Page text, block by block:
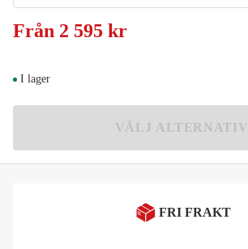
200 Vänster 7.3:1
2 595 kr
2 595 kr
Från 2 595 kr
I lager
VÄLJ ALTERNATIV
FRI FRAKT